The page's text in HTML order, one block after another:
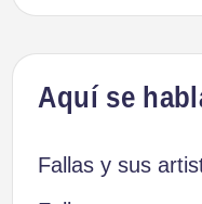
Aquí se
Fallas y sus